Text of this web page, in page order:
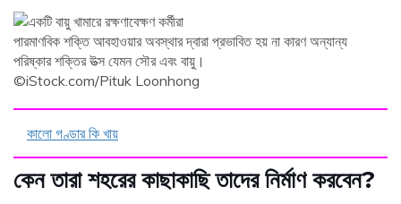
পারমাণবিক শক্তি আবহাওয়ার অবস্থার দ্বারা প্রভাবিত হয় না কারণ অন্যান্য
পরিষ্কার শক্তির উত্স যেমন সৌর এবং বায়ু।
©iStock.com/Pituk Loonhong
কালো গণ্ডার কি খায়
কেন তারা শহরের কাছাকাছি তাদের নির্মাণ করবেন?